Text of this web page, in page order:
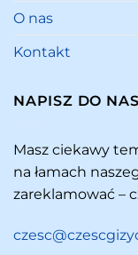
O nas
Kontakt
NAPISZ DO NAS
Masz ciekawy
na łamach
zareklamować –